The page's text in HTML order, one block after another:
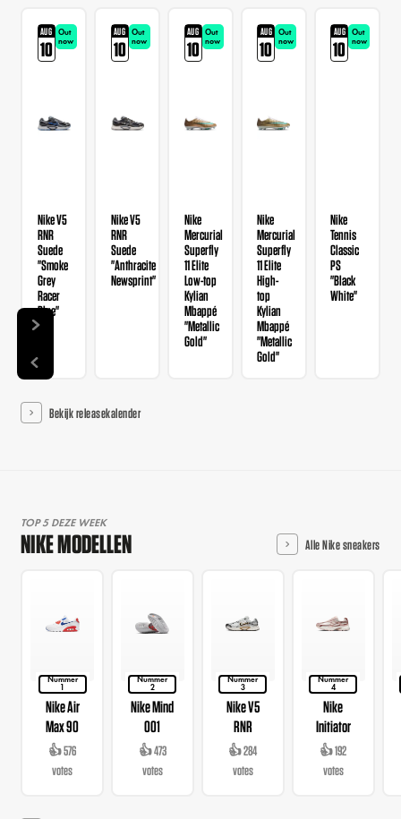
AUG
10
Out
now
Nike V5
RNR
Suede
"Smoke
Grey
Racer
Blue"
AUG
10
Out
now
Nike V5
RNR
Suede
"Anthracite
Newsprint"
AUG
10
Out
now
Nike
Mercurial
Superfly
11 Elite
Low-top
Kylian
Mbappé
"Metallic
Gold"
AUG
10
Out
now
Nike
Mercurial
Superfly
11 Elite
High-
top
Kylian
Mbappé
"Metallic
Gold"
AUG
10
Out
now
Nike
Tennis
Classic
PS
"Black
White"
Bekijk releasekalender
TOP 5 DEZE WEEK
NIKE MODELLEN Alle Nike sneakers
Nummer
1
Nike Air
Max 90
👍 576
votes
Nummer
2
Nike Mind
001
👍 473
votes
Nummer
3
Nike V5
RNR
👍 284
votes
Nummer
4
Nike
Initiator
👍 192
votes